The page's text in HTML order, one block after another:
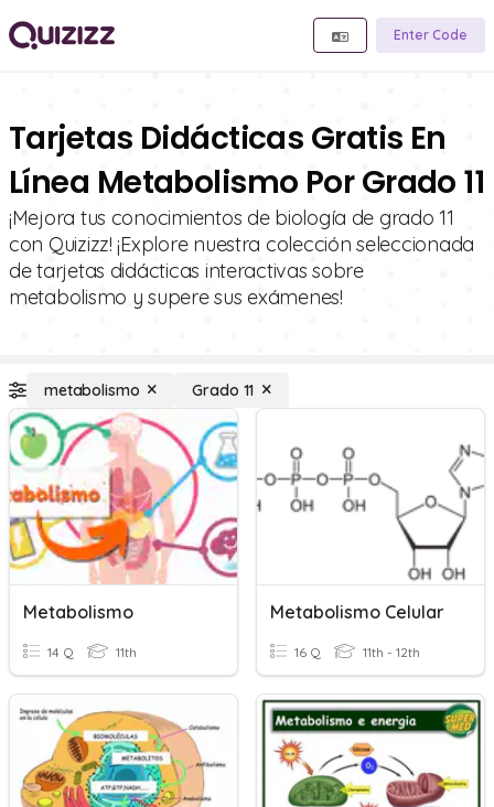
Enter Code
Tarjetas Didácticas Gratis En
Línea Metabolismo Por Grado 11
¡Mejora tus conocimientos de biología de grado 11
con Quizizz! ¡Explore nuestra colección seleccionada
de tarjetas didácticas interactivas sobre
metabolismo y supere sus exámenes!
metabolismo Grado 11
Metabolismo
14 Q 11th
Metabolismo Celular
16 Q 11th - 12th